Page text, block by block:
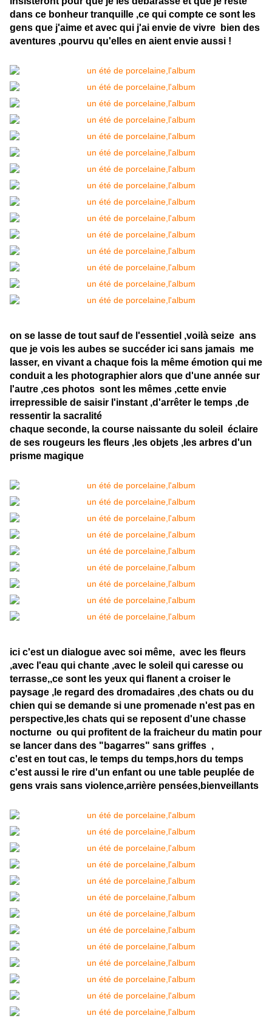
dans ce bonheur tranquille ,ce qui compte ce sont les
gens que j'aime et avec qui j'ai envie de vivre bien des
aventures ,pourvu qu'elles en aient envie aussi !
on se lasse de tout sauf de l'essentiel ,voilà seize ans
que je vois les aubes se succéder ici sans jamais me
lasser, en vivant a chaque fois la même émotion qui me
conduit a les photographier alors que d'une année sur
l'autre ,ces photos sont les mêmes ,cette envie
irrepressible de saisir l'instant ,d'arrêter le temps ,de
ressentir la sacralité
chaque seconde, la course naissante du soleil éclaire
de ses rougeurs les fleurs ,les objets ,les arbres d'un
prisme magique
ici c'est un dialogue avec soi même, avec les fleurs
,avec l'eau qui chante ,avec le soleil qui caresse ou
terrasse,,ce sont les yeux qui flanent a croiser le
paysage ,le regard des dromadaires ,des chats ou du
chien qui se demande si une promenade n'est pas en
perspective,les chats qui se reposent d'une chasse
nocturne ou qui profitent de la fraicheur du matin pour
se lancer dans des "bagarres" sans griffes ,
c'est en tout cas, le temps du temps,hors du temps
c'est aussi le rire d'un enfant ou une table peuplée de
gens vrais sans violence,arrière pensées,bienveillants